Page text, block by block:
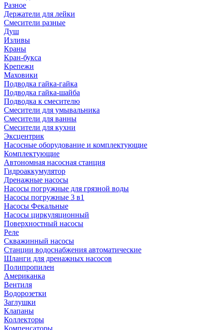
Разное
Держатели для лейки
Смесители разные
Душ
Изливы
Краны
Кран-букса
Крепежи
Маховики
Подводка гайка-гайка
Подводка гайка-шайба
Подводка к смесителю
Смесители для умывальника
Смесители для ванны
Смесители для кухни
Эксцентрик
Насосные оборудование и комплектующие
Комплектующие
Автономная насосная станция
Гидроаккумулятор
Дренажные насосы
Насосы погружные для грязной воды
Насосы погружные 3 в1
Насосы Фекальные
Насосы циркуляционный
Поверхностный насосы
Реле
Скважинный насосы
Станции водоснабжения автоматические
Шланги для дренажных насосов
Полипропилен
Американка
Вентиля
Водорозетки
Заглушки
Клапаны
Коллекторы
Компенсаторы